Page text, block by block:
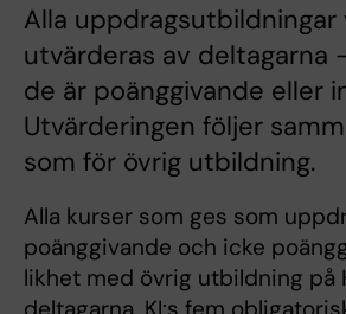
Alla uppdragsutbildningar
utvärderas av deltagarna
de är poänggivande eller
Utvärderingen följer
som för övrig utbildning.
Alla kurser som ges som
poänggivande och icke
likhet med övrig utbildning på